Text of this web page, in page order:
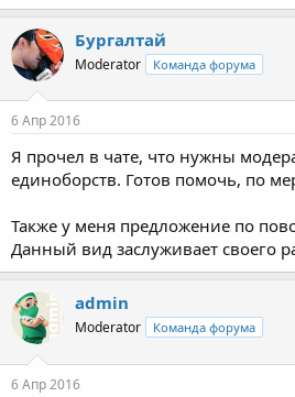
Бургалтай
Moderator Команда форума
6 Апр 2016
Я прочел в чате, что нужны
единоборств. Готов помочь, по
Также у меня предложение по
Данный вид заслуживает своего
admin
Moderator Команда форума
6 Апр 2016